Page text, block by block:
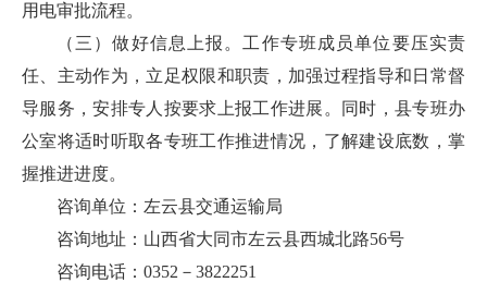
用电审批流程。
（三）做好信息上报。工作专班成员单位要压实责
任、主动作为，立足权限和职责，加强过程指导和日常督
导服务，安排专人按要求上报工作进展。同时，县专班办
公室将适时听取各专班工作推进情况，了解建设底数，掌
握推进进度。
咨询单位：左云县交通运输局
咨询地址：山西省大同市左云县西城北路56号
咨询电话：0352－3822251